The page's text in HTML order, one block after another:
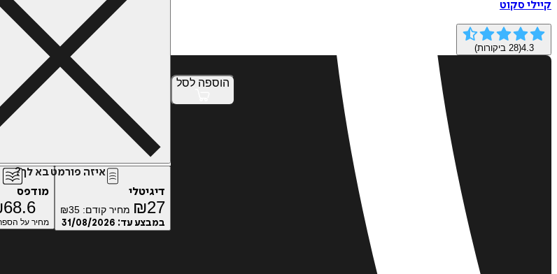
הוספה לסל
איזה פורמט בא לך?
דיגיטלי
₪27 מחיר קודם: ₪35
במבצע עד: 31/08/2026
מודפס
68.6
מחיר על
קיילי סקוט
4.3
(
28 ביקורות)